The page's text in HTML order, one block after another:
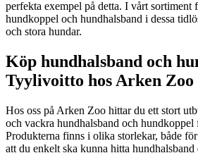
perfekta exempel på detta. I vårt
hundkoppel och hundhalsband i dessa
och stora hundar.
Köp hundhalsband och
Tyylivoitto hos Arken Zoo
Hos oss på Arken Zoo hittar du ett stort
och vackra hundhalsband och
Produkterna finns i olika storlekar, både
att du enkelt ska kunna hitta